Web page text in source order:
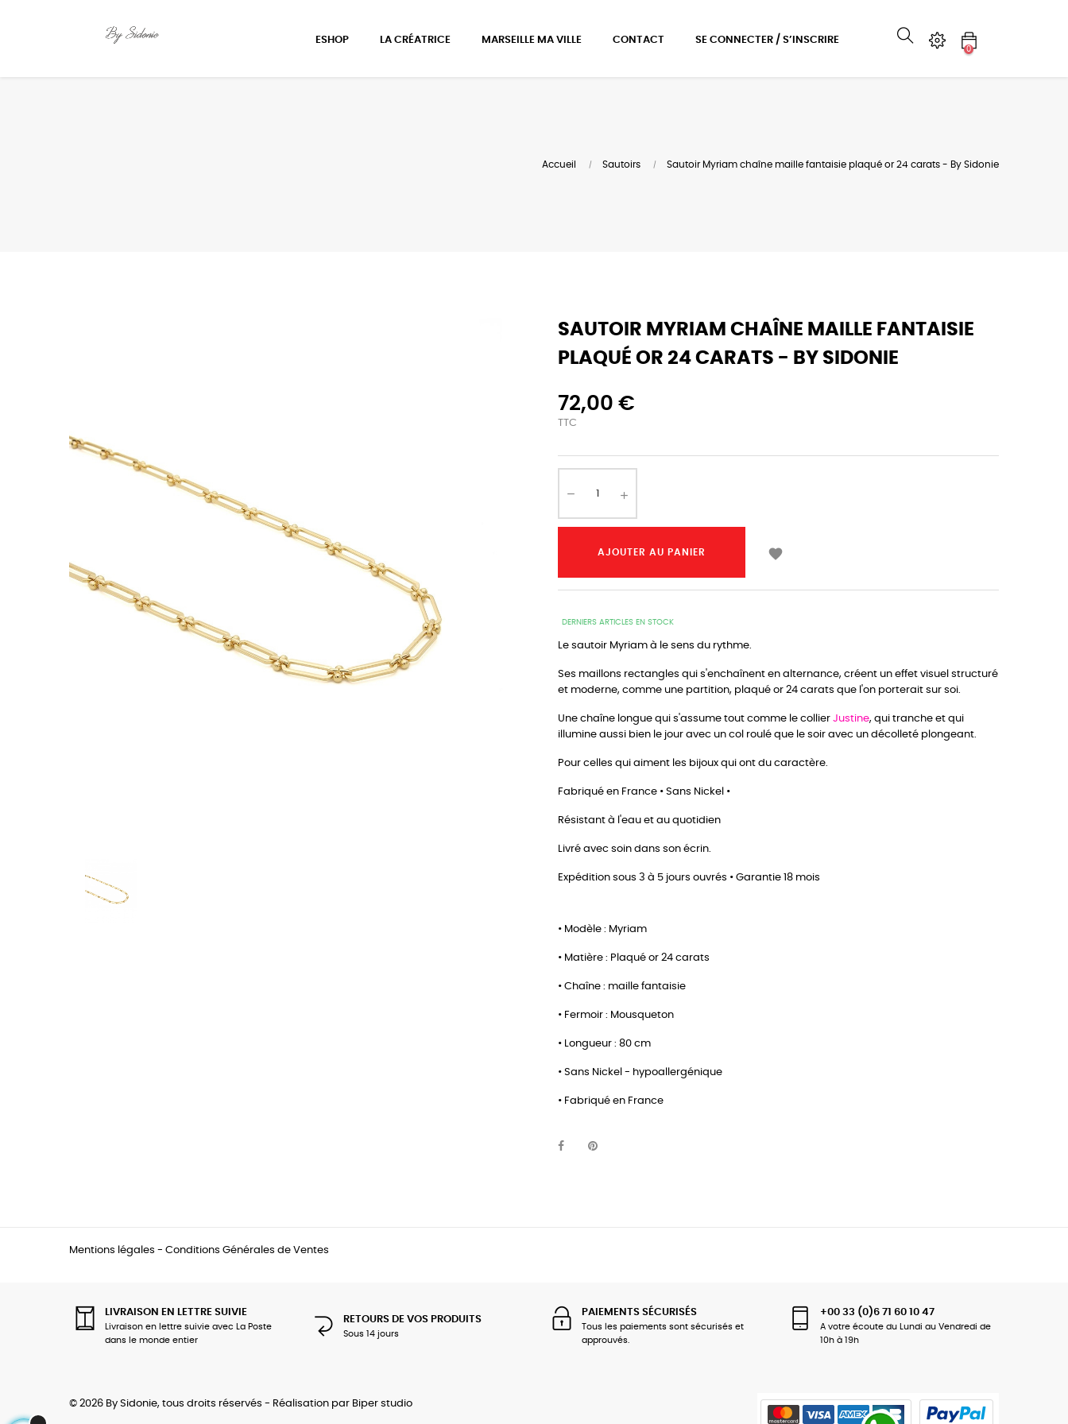
ESHOP LA CRÉATRICE MARSEILLE MA VILLE CONTACT SE CONNECTER / S’INSCRIRE
0
Accueil Sautoirs Sautoir Myriam chaîne maille fantaisie plaqué or 24 carats - By Sidonie
SAUTOIR MYRIAM CHAÎNE MAILLE FANTAISIE
PLAQUÉ OR 24 CARATS - BY SIDONIE
72,00 €
TTC
AJOUTER AU PANIER 
DERNIERS ARTICLES EN STOCK
Le sautoir Myriam à le sens du rythme.
Ses maillons rectangles qui s'enchaînent en alternance, créent un effet visuel structuré
et moderne, comme une partition, plaqué or 24 carats que l'on porterait sur soi.
Une chaîne longue qui s'assume tout comme le collier Justine, qui tranche et qui
illumine aussi bien le jour avec un col roulé que le soir avec un décolleté plongeant.
Pour celles qui aiment les bijoux qui ont du caractère.
Fabriqué en France • Sans Nickel •
Résistant à l'eau et au quotidien
Livré avec soin dans son écrin.
Expédition sous 3 à 5 jours ouvrés • Garantie 18 mois
• Modèle : Myriam
• Matière : Plaqué or 24 carats
• Chaîne : maille fantaisie
• Fermoir : Mousqueton
• Longueur : 80 cm
• Sans Nickel - hypoallergénique
• Fabriqué en France
Mentions légales - Conditions Générales de Ventes
LIVRAISON EN LETTRE SUIVIE
Livraison en lettre suivie avec La Poste
dans le monde entier
RETOURS DE VOS PRODUITS
Sous 14 jours
PAIEMENTS SÉCURISÉS
Tous les paiements sont sécurisés et
approuvés.
+00 33 (0)6 71 60 10 47
A votre écoute du Lundi au Vendredi de
10h à 19h
© 2026 By Sidonie, tous droits réservés - Réalisation par Biper studio